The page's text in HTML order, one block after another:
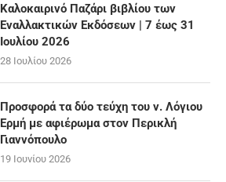
Καλοκαιρινό Παζάρι βιβλίου των
Εναλλακτικών Εκδόσεων | 7 έως 31
Ιουλίου 2026
28 Ιουλίου 2026
Προσφορά τα δύο τεύχη του ν. Λόγιου
Ερμή με αφιέρωμα στον Περικλή
Γιαννόπουλο
19 Ιουνίου 2026